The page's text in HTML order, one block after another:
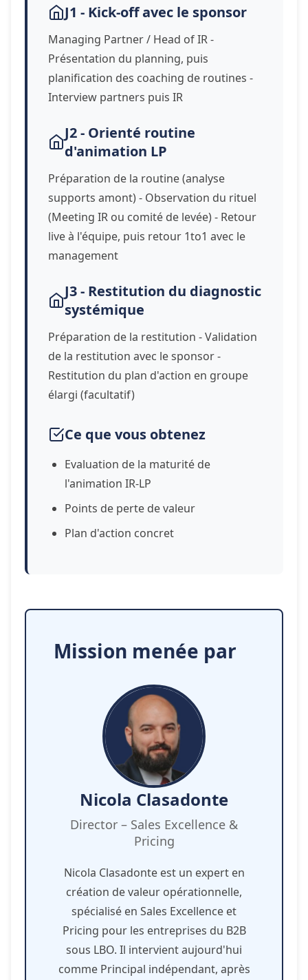
J1 - Kick-off avec le sponsor
Managing Partner / Head of IR -
Présentation du planning, puis
planification des coaching de routines -
Interview partners puis IR
J2 - Orienté routine
d'animation LP
Préparation de la routine (analyse
supports amont) - Observation du rituel
(Meeting IR ou comité de levée) - Retour
live à l'équipe, puis retour 1to1 avec le
management
J3 - Restitution du diagnostic
systémique
Préparation de la restitution - Validation
de la restitution avec le sponsor -
Restitution du plan d'action en groupe
élargi (facultatif)
Ce que vous obtenez
Evaluation de la maturité de
l'animation IR-LP
Points de perte de valeur
Plan d'action concret
Mission menée par
Nicola Clasadonte
Director – Sales Excellence &
Pricing
Nicola Clasadonte est un expert en
création de valeur opérationnelle,
spécialisé en Sales Excellence et
Pricing pour les entreprises du B2B
sous LBO. Il intervient aujourd'hui
comme Principal indépendant, après